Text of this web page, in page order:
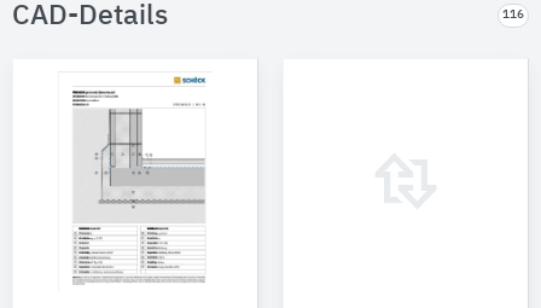
CAD-Details 116